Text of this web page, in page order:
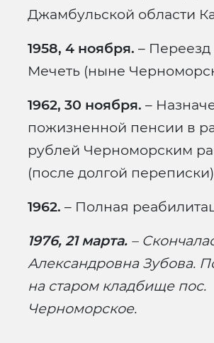
Джамбульской области
1958, 4 ноября. – Переезд
Мечеть (ныне
1962, 30 ноября. –
пожизненной пенсии в
рублей Черноморским
(после долгой
1962. – Полная
1976, 21 марта. –
Александровна Зубова.
на старом кладбище пос.
Черноморское.